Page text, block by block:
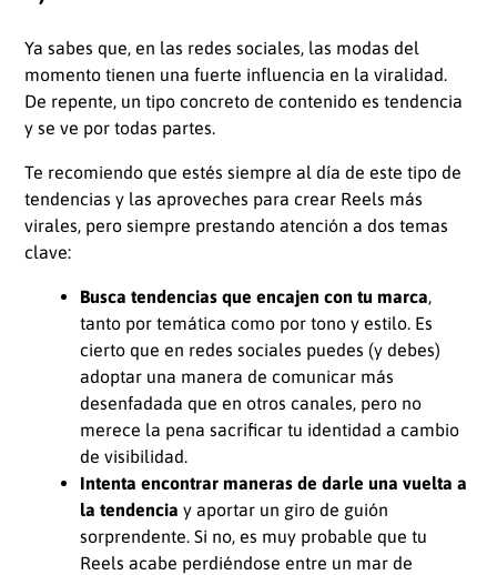
Ya sabes que, en las redes sociales, las modas del
momento tienen una fuerte influencia en la viralidad.
De repente, un tipo concreto de contenido es tendencia
y se ve por todas partes.
Te recomiendo que estés siempre al día de este tipo de
tendencias y las aproveches para crear Reels más
virales, pero siempre prestando atención a dos temas
clave:
Busca tendencias que encajen con tu marca,
tanto por temática como por tono y estilo. Es
cierto que en redes sociales puedes (y debes)
adoptar una manera de comunicar más
desenfadada que en otros canales, pero no
merece la pena sacrificar tu identidad a cambio
de visibilidad.
Intenta encontrar maneras de darle una vuelta a
la tendencia y aportar un giro de guión
sorprendente. Si no, es muy probable que tu
Reels acabe perdiéndose entre un mar de